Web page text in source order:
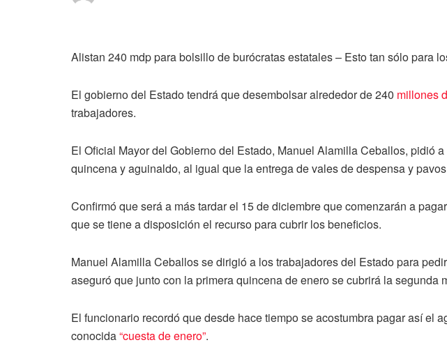
Alistan 240 mdp para bolsillo de burócratas estatales – Esto tan sólo para
El gobierno del Estado tendrá que desembolsar alrededor de 240 millones
trabajadores.
El Oficial Mayor del Gobierno del Estado, Manuel Alamilla Ceballos, pidió
quincena y aguinaldo, al igual que la entrega de vales de despensa y
Confirmó que será a más tardar el 15 de diciembre que comenzarán a
que se tiene a disposición el recurso para cubrir los beneficios.
Manuel Alamilla Ceballos se dirigió a los trabajadores del Estado para
aseguró que junto con la primera quincena de enero se cubrirá la segunda
El funcionario recordó que desde hace tiempo se acostumbra pagar así el
conocida“cuesta de enero”.